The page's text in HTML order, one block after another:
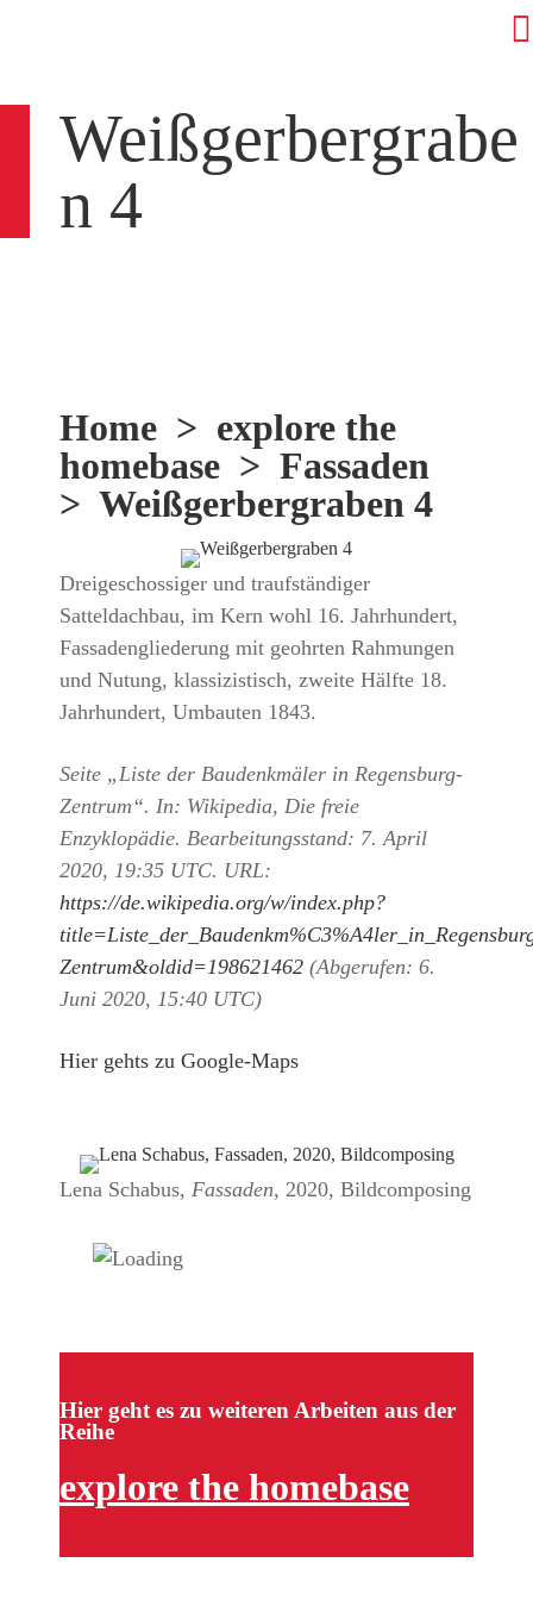
Weißgerbergrabe
n 4
Home > explore the
homebase > Fassaden
> Weißgerbergraben 4
Dreigeschossiger und traufständiger
Satteldachbau, im Kern wohl 16. Jahrhundert,
Fassadengliederung mit geohrten Rahmungen
und Nutung, klassizistisch, zweite Hälfte 18.
Jahrhundert, Umbauten 1843.
Seite „Liste der Baudenkmäler in Regensburg-
Zentrum“. In: Wikipedia, Die freie
Enzyklopädie. Bearbeitungsstand: 7. April
2020, 19:35 UTC. URL:
https://de.wikipedia.org/w/index.php?
Zentrum&oldid=198621462 (Abgerufen: 6.
Juni 2020, 15:40 UTC)
Hier gehts zu Google-Maps
Lena Schabus, Fassaden, 2020, Bildcomposing
Hier geht es zu weiteren Arbeiten aus der
Reihe
explore the homebase